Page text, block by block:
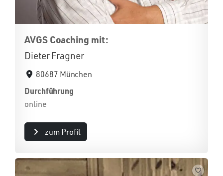
AVGS Coaching mit:
Dieter Fragner
80687 München
Durchführung
online
zum Profil